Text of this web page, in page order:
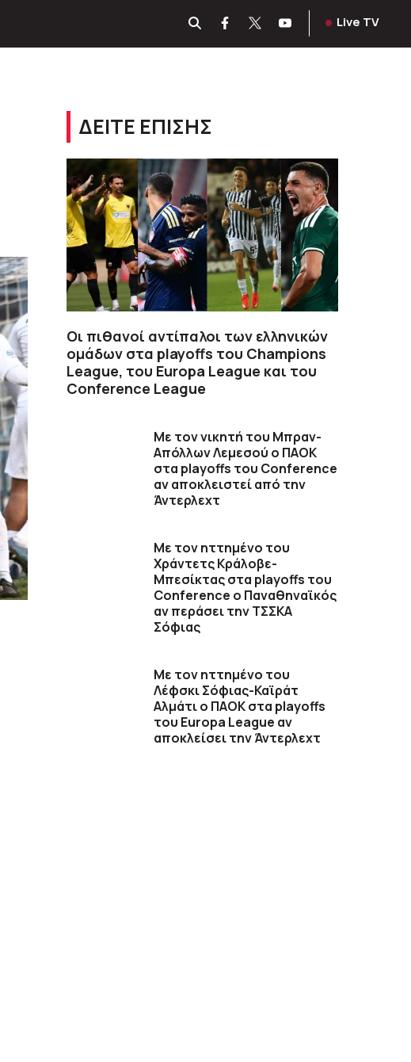
Live TV
ΔΕΙΤΕ ΕΠΙΣΗΣ
Οι πιθανοί αντίπαλοι των ελληνικών
ομάδων στα playoffs του Champions
League, του Europa League και του
Conference League
Με τον νικητή του Μπραν-
Απόλλων Λεμεσού ο ΠΑΟΚ
στα playoffs του Conference
αν αποκλειστεί από την
Άντερλεχτ
Με τον ηττημένο του
Χράντετς Κράλοβε-
Μπεσίκτας στα playoffs του
Conference ο Παναθηναϊκός
αν περάσει την ΤΣΣΚΑ
Σόφιας
Με τον ηττημένο του
Λέφσκι Σόφιας-Καϊράτ
Αλμάτι ο ΠΑΟΚ στα playoffs
του Europa League αν
αποκλείσει την Άντερλεχτ